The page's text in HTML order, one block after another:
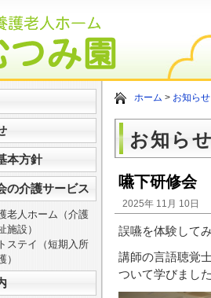
ホーム > お知らせ
お知ら
嚥下研修会
2025年 11月 10日
誤嚥を体験して
講師の言語聴覚
ついて学びまし
本方針
の介護サービス
老人ホーム（介護
施設）
ステイ（短期入所
）